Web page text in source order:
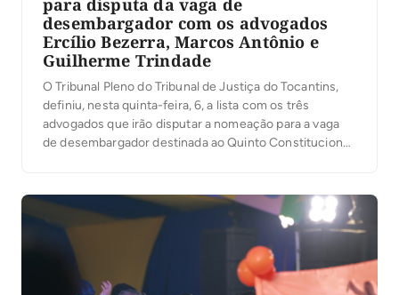
para disputa da vaga de
desembargador com os advogados
Ercílio Bezerra, Marcos Antônio e
Guilherme Trindade
O Tribunal Pleno do Tribunal de Justiça do Tocantins,
definiu, nesta quinta-feira, 6, a lista com os três
advogados que irão disputar a nomeação para a vaga
de desembargador destinada ao Quinto Constitucional.
na abertura da votação, que da lista sêxtupla com […]